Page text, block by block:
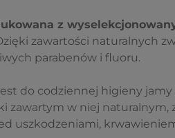
z
zawartości naturalnych
parabenów i fluoru.
do codziennej higieny jamy
zawartym w niej naturalnym,
uszkodzeniami,